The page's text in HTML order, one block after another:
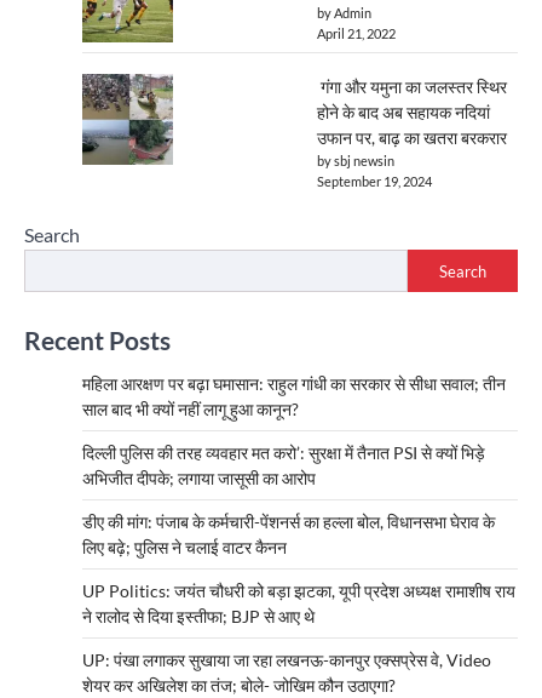
by Admin
April 21, 2022
गंगा और यमुना का जलस्तर स्थिर
होने के बाद अब सहायक नदियां
उफान पर, बाढ़ का खतरा बरकरार
by sbj newsin
September 19, 2024
Search
Search
Recent Posts
महिला आरक्षण पर बढ़ा घमासान: राहुल गांधी का सरकार से सीधा सवाल; तीन
साल बाद भी क्यों नहीं लागू हुआ कानून?
दिल्ली पुलिस की तरह व्यवहार मत करो’: सुरक्षा में तैनात PSI से क्यों भिड़े
अभिजीत दीपके; लगाया जासूसी का आरोप
डीए की मांग: पंजाब के कर्मचारी-पेंशनर्स का हल्ला बोल, विधानसभा घेराव के
लिए बढ़े; पुलिस ने चलाई वाटर कैनन
UP Politics: जयंत चौधरी को बड़ा झटका, यूपी प्रदेश अध्यक्ष रामाशीष राय
ने रालोद से दिया इस्तीफा; BJP से आए थे
UP: पंखा लगाकर सुखाया जा रहा लखनऊ-कानपुर एक्सप्रेस वे, Video
शेयर कर अखिलेश का तंज; बोले- जोखिम कौन उठाएगा?